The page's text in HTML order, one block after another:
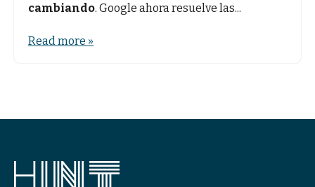
cambiando. Google ahora resuelve las...
Read more »